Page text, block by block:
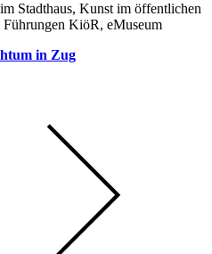
Stadthaus, Kunst im öffentlichen
Führungen KiöR, eMuseum
in Zug